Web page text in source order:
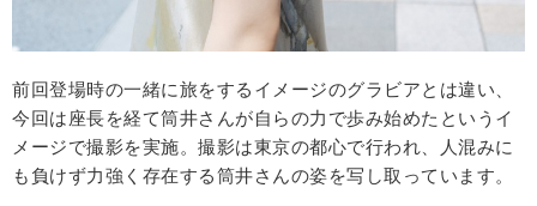
前回登場時の一緒に旅をするイメージのグラビアとは違い、
今回は座長を経て筒井さんが自らの力で歩み始めたというイ
メージで撮影を実施。撮影は東京の都心で行われ、人混みに
も負けず力強く存在する筒井さんの姿を写し取っています。